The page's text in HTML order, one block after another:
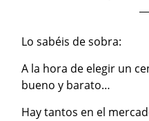
Lo sabéis de sobra:
A la hora de elegir un
bueno y barato…
Hay tantos en el